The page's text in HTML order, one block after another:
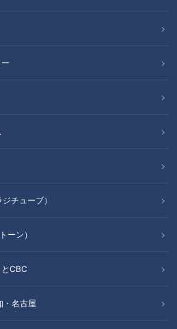
チューブ）
ーン）
CBC
・名古屋
のおすすめ
エ
#
安藤渚七、10年憧れた『君の名
ん
視
佐藤楠大アナに密着！後輩3人
にはなめられている！？ #アジ